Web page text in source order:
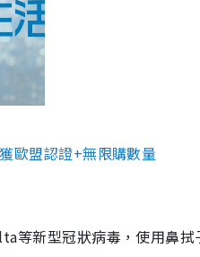
歐盟認證+無限購數量
等新型冠狀病毒，使用鼻拭